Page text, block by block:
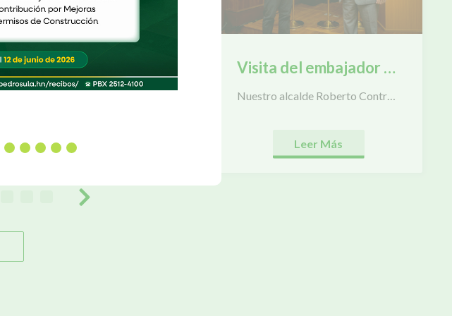
Leer Más
Visita del embajador de Francia en Honduras
Nuestro alcalde Roberto Contreras recibió la visita del honorable embajador de Francia en Honduras, el señor Cédric Prieto, a quien compartió los avances en materia de salud, educación técnica y obras que contribuyen en el desarrollo de San Pedro Sula.
Leer Más